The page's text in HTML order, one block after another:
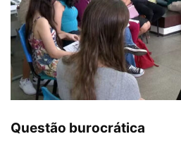
Questão burocrática